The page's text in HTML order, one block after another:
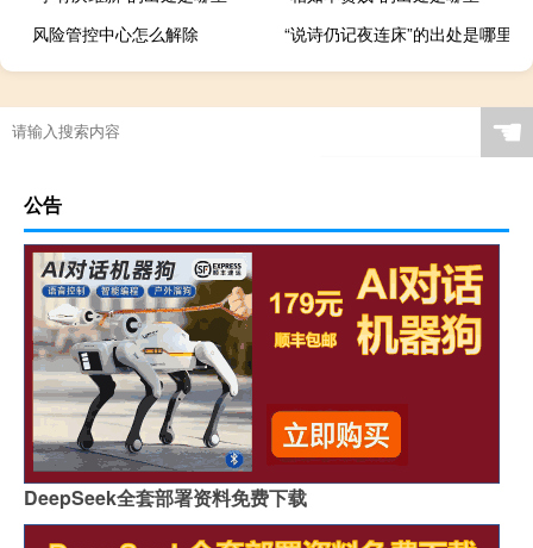
风险管控中心怎么解除
“说诗仍记夜连床”的出处是哪里
☚
公告
DeepSeek全套部署资料免费下载